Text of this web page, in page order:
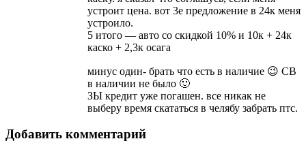
устроит цена. вот 3е предложение в 24к меня
устроило.
5 итого — авто со скидкой 10% и 10к + 24к
каско + 2,3к осага
минус один- брать что есть в наличие 😉 СВ
в наличии не было 🙂
ЗЫ кредит уже погашен. все никак не
выберу время скататься в челябу забрать птс.
Добавить комментарий